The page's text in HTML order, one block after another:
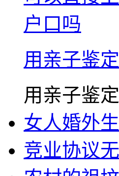
用亲子鉴
用亲子鉴
女人婚外
竞业协议